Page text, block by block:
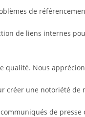
de
de liens internes
qualité. Nous
créer une notoriété
de